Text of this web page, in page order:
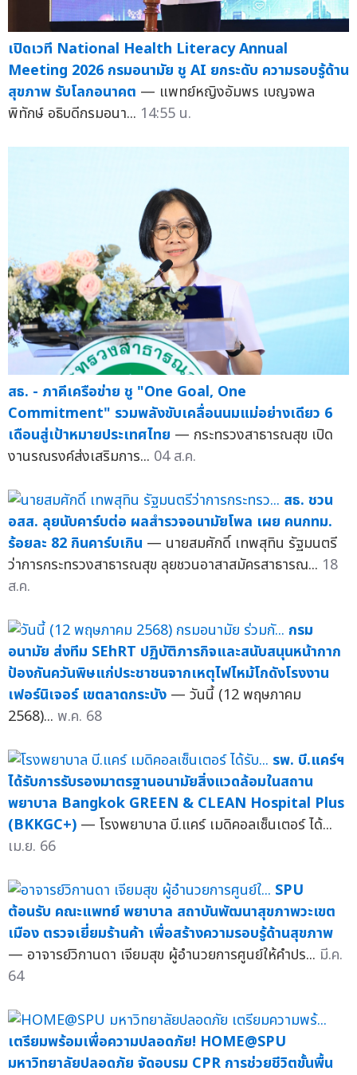
เปิดเวที National Health Literacy Annual
Meeting 2026 กรมอนามัย ชู AI ยกระดับ ความรอบรู้ด้าน
สุขภาพ รับโลกอนาคต — แพทย์หญิงอัมพร เบญจพล
พิทักษ์ อธิบดีกรมอนา... 14:55 น.
สธ. - ภาคีเครือข่าย ชู "One Goal, One
Commitment" รวมพลังขับเคลื่อนนมแม่อย่างเดียว 6
เดือนสู่เป้าหมายประเทศไทย — กระทรวงสาธารณสุข เปิด
งานรณรงค์ส่งเสริมการ... 04 ส.ค.
สธ. ชวน
อสส. ลุยนับคาร์บต่อ ผลสำรวจอนามัยโพล เผย คนกทม.
ร้อยละ 82 กินคาร์บเกิน — นายสมศักดิ์ เทพสุทิน รัฐมนตรี
ว่าการกระทรวงสาธารณสุข ลุยชวนอาสาสมัครสาธารณ... 18
ส.ค.
กรม
อนามัย ส่งทีม SEhRT ปฏิบัติภารกิจและสนับสนุนหน้ากาก
ป้องกันควันพิษแก่ประชาชนจากเหตุไฟไหม้โกดังโรงงาน
เฟอร์นิเจอร์ เขตลาดกระบัง — วันนี้ (12 พฤษภาคม
2568)... พ.ค. 68
รพ. บี.แคร์ฯ
ได้รับการรับรองมาตรฐานอนามัยสิ่งแวดล้อมในสถาน
พยาบาล Bangkok GREEN & CLEAN Hospital Plus
(BKKGC+) — โรงพยาบาล บี.แคร์ เมดิคอลเซ็นเตอร์ ได้...
เม.ย. 66
SPU
ต้อนรับ คณะแพทย์ พยาบาล สถาบันพัฒนาสุขภาพวะเขต
เมือง ตรวจเยี่ยมร้านค้า เพื่อสร้างความรอบรู้ด้านสุขภาพ
— อาจารย์วิกานดา เจียมสุข ผู้อำนวยการศูนย์ให้คำปร... มี.ค.
64
เตรียมพร้อมเพื่อความปลอดภัย! HOME@SPU
มหาวิทยาลัยปลอดภัย จัดอบรม CPR การช่วยชีวิตขั้นพื้น